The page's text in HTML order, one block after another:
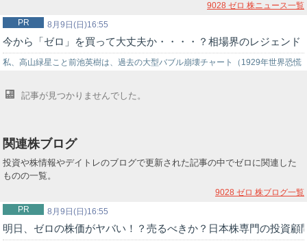
9028 ゼロ 株ニュース一覧
8月9日(日)16:55
PR
今から「ゼロ」を買って大丈夫か・・・・？相場界のレジェンド
私、高山緑星こと前池英樹は、過去の大型バブル崩壊チャート（1929年世界恐慌
記事が見つかりませんでした。
関連株ブログ
投資や株情報やデイトレのブログで更新された記事の中でゼロに関連した
ものの一覧。
9028 ゼロ 株ブログ一覧
8月9日(日)16:55
PR
明日、ゼロの株価がヤバい！？売るべきか？日本株専門の投資